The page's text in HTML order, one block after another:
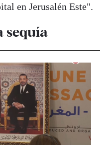
en Jerusalén Este".
sequía